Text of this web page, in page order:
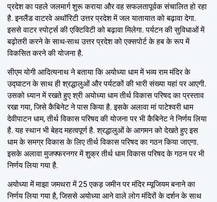
प्रदेश का पहले जलमार्ग शुरू कराया और वह सफलतापूर्वक संचालित हो रहा
है. इनलैंड वाटरवे अथॉरिटी उत्तर प्रदेश में जल यातायात को बढ़ावा देगा.
इससे वाटर स्पोर्ट्स की एक्टिविटी को बढ़ावा मिलेगा. पर्यटन की सुविधाओं में
बढ़ोतरी करने के साथ-साथ उत्तर प्रदेश को एक्सपोर्ट के हब के रूप में
विकसित करने की योजना है.
सीएम योगी आदित्यनाथ ने बताया कि अयोध्या धाम में भव्य राम मंदिर के
उद्घाटन के साथ ही श्रद्धालुओं और पर्यटकों की भारी संख्या यहां पर आएगी.
उसको ध्यान में रखते हुए श्री अयोध्या धाम तीर्थ विकास परिषद का प्रस्ताव
रखा गया, जिसे कैबिनेट ने पास किया है. इसके अलावा मां पाटेश्वरी धाम
देवीपाटन धाम, तीर्थ विकास परिषद की योजना पर भी कैबिनेट ने निर्णय लिया
है. यह स्थान भी बेहद महत्वपूर्ण है. श्रद्धालुओं के आगमन को देखते हुए इस
धाम के समग्र विकास के लिए तीर्थ विकास परिषद का गठन किया जाएगा.
इसके अलावा मुजफ्फरनगर में शुक्र तीर्थ धाम विकास परिषद के गठन पर भी
निर्णय लिया गया है.
अयोध्या में माझा जमथरा में 25 एकड़ जमीन पर मंदिर म्यूजियम बनाने का
निर्णय लिया गया है, जिससे अयोध्या आने वाले लोग मंदिरों के दर्शन के साथ